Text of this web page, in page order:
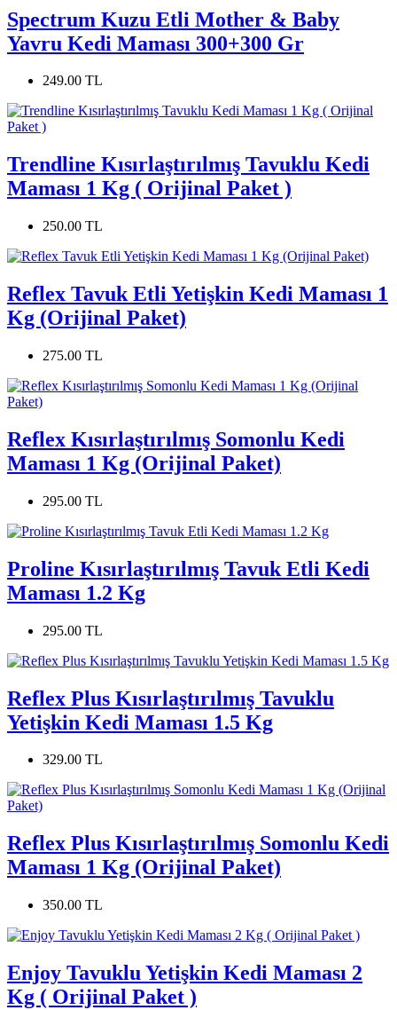
Spectrum Kuzu Etli Mother & Baby
Yavru Kedi Maması 300+300 Gr
249.00 TL
Trendline Kısırlaştırılmış Tavuklu Kedi
Maması 1 Kg ( Orijinal Paket )
250.00 TL
Reflex Tavuk Etli Yetişkin Kedi Maması 1
Kg (Orijinal Paket)
275.00 TL
Reflex Kısırlaştırılmış Somonlu Kedi
Maması 1 Kg (Orijinal Paket)
295.00 TL
Proline Kısırlaştırılmış Tavuk Etli Kedi
Maması 1.2 Kg
295.00 TL
Reflex Plus Kısırlaştırılmış Tavuklu
Yetişkin Kedi Maması 1.5 Kg
329.00 TL
Reflex Plus Kısırlaştırılmış Somonlu Kedi
Maması 1 Kg (Orijinal Paket)
350.00 TL
Enjoy Tavuklu Yetişkin Kedi Maması 2
Kg ( Orijinal Paket )